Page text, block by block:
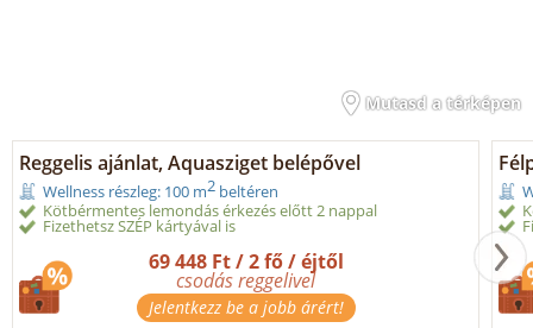
Mutasd a térképen
Reggelis ajánlat, Aquasziget belépővel
Wellness részleg: 100 m2 beltéren
Kötbérmentes lemondás érkezés előtt 2 nappal
Fizethetsz SZÉP kártyával is
69 448 Ft / 2 fő / éjtől
csodás reggelivel
Jelentkezz be a jobb árért!